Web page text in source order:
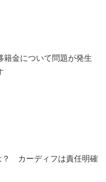
籍金について問題が発生
？ カーディフは責任明確